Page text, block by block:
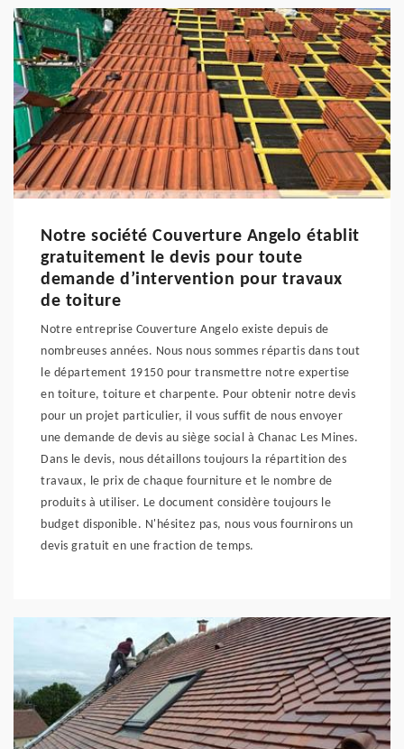
Notre société Couverture Angelo établit
gratuitement le devis pour toute
demande d’intervention pour travaux
de toiture
Notre entreprise Couverture Angelo existe depuis de
nombreuses années. Nous nous sommes répartis dans tout
le département 19150 pour transmettre notre expertise
en toiture, toiture et charpente. Pour obtenir notre devis
pour un projet particulier, il vous suffit de nous envoyer
une demande de devis au siège social à Chanac Les Mines.
Dans le devis, nous détaillons toujours la répartition des
travaux, le prix de chaque fourniture et le nombre de
produits à utiliser. Le document considère toujours le
budget disponible. N'hésitez pas, nous vous fournirons un
devis gratuit en une fraction de temps.